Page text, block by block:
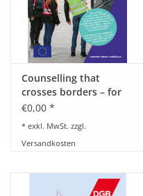
Counselling that
crosses borders – for
fair work across Europe
€0,00 *
* exkl. MwSt. zzgl.
Versandkosten